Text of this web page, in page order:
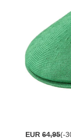
EUR 64,95(-